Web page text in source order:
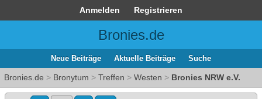
Anmelden Registrieren
Bronies.de
Neue Beiträge Aktuelle Beiträge Suche
Bronies.de > Bronytum > Treffen > Westen > Bronies NRW e.V.